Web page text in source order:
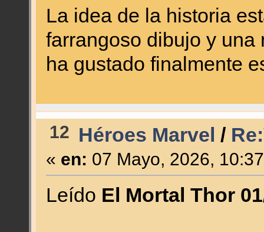
La idea de la historia
farrangoso dibujo y una
ha gustado finalmente
12 Héroes Marvel /
« en: 07 Mayo, 2026,
Leído El Mortal Thor